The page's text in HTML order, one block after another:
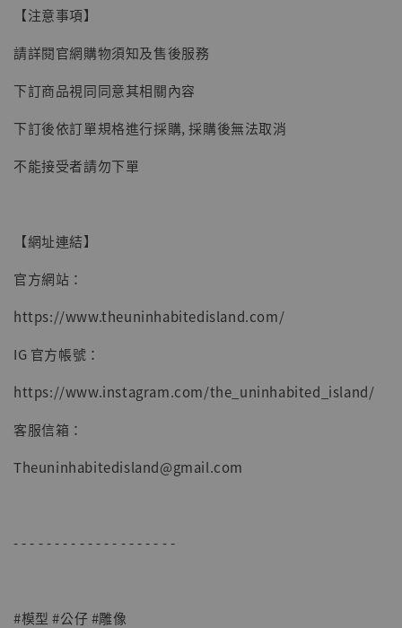
NT$ 4,980
加入購物車
【注意事項】
請詳閱官網購物須知及售後服務
下訂商品視同同意其相關內容
下訂後依訂單規格進行採購, 採購後無法取消
不能接受者請勿下單
【網址連結】
官方網站：
https://www.theuninhabitedisland.com/
IG 官方帳號：
https://www.instagram.com/the_uninhabited_island/
客服信箱：
Theuninhabitedisland@gmail.com
- - - - - - - - - - - - - - - - - - - -
#模型 #公仔 #雕像